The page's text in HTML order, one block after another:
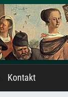
Kontakt